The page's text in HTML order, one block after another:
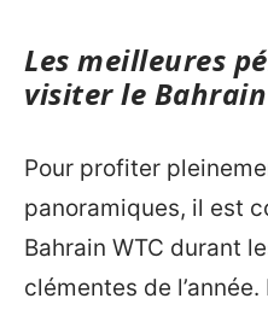
Les meilleures
visiter le Bahrain
Pour profiter
panoramiques, il est
Bahrain WTC durant
clémentes de